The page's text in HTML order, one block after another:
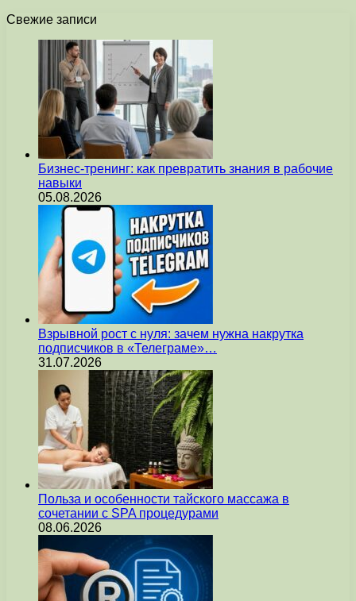
Свежие записи
Бизнес-тренинг: как превратить знания в рабочие
навыки
05.08.2026
Взрывной рост с нуля: зачем нужна накрутка
подписчиков в «Телеграме»…
31.07.2026
Польза и особенности тайского массажа в
сочетании с SPA процедурами
08.06.2026